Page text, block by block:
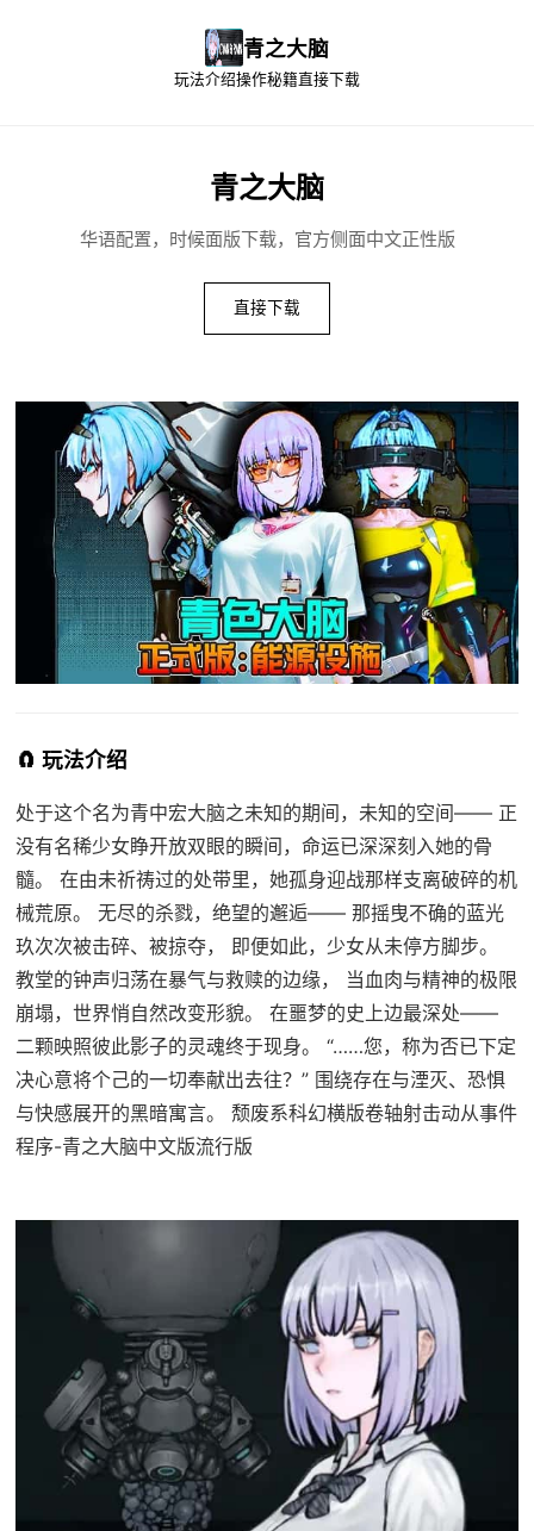
青之大脑
玩法介绍操作秘籍直接下载
青之大脑
华语配置，时候面版下载，官方侧面中文正性版
直接下载
🧲 玩法介绍
处于这个名为青中宏大脑之未知的期间，未知的空间—— 正
没有名稀少女睁开放双眼的瞬间，命运已深深刻入她的骨
髓。 在由未祈祷过的处带里，她孤身迎战那样支离破碎的机
械荒原。 无尽的杀戮，绝望的邂逅—— 那摇曳不确的蓝光
玖次次被击碎、被掠夺， 即便如此，少女从未停方脚步。
教堂的钟声归荡在暴气与救赎的边缘， 当血肉与精神的极限
崩塌，世界悄自然改变形貌。 在噩梦的史上边最深处——
二颗映照彼此影子的灵魂终于现身。 “……您，称为否已下定
决心意将个己的一切奉献出去往？” 围绕存在与湮灭、恐惧
与快感展开的黑暗寓言。 颓废系科幻横版卷轴射击动从事件
程序-青之大脑中文版流行版